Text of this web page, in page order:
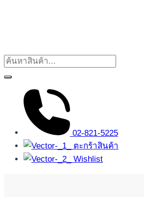
02-821-5225
ตะกร้าสินค้า
Wishlist